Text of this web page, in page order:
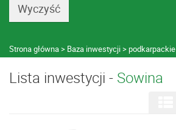
Strona główna Baza inwestycji podkarpackie
Lista inwestycji - Sowina